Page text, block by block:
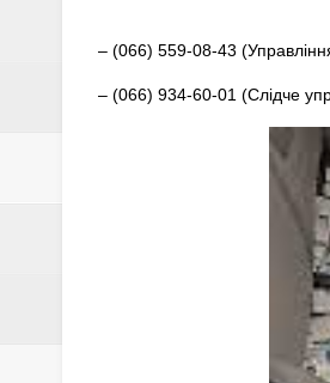
– (066) 559-08-43
– (066) 934-60-01 (Слідче